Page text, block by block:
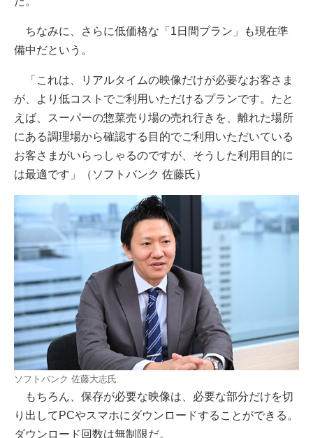
ちなみに、さらに低価格な「1日間プラン」も現在準
備中だという。
「これは、リアルタイムの映像だけが必要なお客さま
が、より低コストでご利用いただけるプランです。たと
えば、スーパーの惣菜売り場の売れ行きを、離れた場所
にある調理場から確認する目的でご利用いただいている
お客さまがいらっしゃるのですが、そうした利用目的に
は最適です」（ソフトバンク 佐藤氏）
ソフトバンク 佐藤大志氏
もちろん、保存が必要な映像は、必要な部分だけを切
り出してPCやスマホにダウンロードすることができる。
ダウンロード回数は無制限だ。